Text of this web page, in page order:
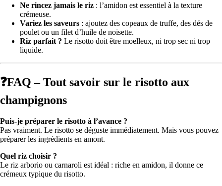
Ne rincez jamais le riz : l’amidon est essentiel à la texture
crémeuse.
Variez les saveurs : ajoutez des copeaux de truffe, des dés de
poulet ou un filet d’huile de noisette.
Riz parfait ? Le risotto doit être moelleux, ni trop sec ni trop
liquide.
❓FAQ – Tout savoir sur le risotto aux
champignons
Puis-je préparer le risotto à l’avance ?
Pas vraiment. Le risotto se déguste immédiatement. Mais vous pouvez
préparer les ingrédients en amont.
Quel riz choisir ?
Le riz arborio ou carnaroli est idéal : riche en amidon, il donne ce
crémeux typique du risotto.